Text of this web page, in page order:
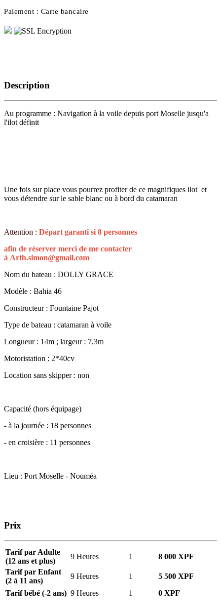
Paiement : Carte bancaire
Description
Au programme : Navigation à la voile depuis port Moselle jusqu'a
l'ilot définit
Une fois sur place vous pourrez profiter de ce magnifiques ilot et
vous détendre sur le sable blanc ou à bord du catamaran
Attention : Départ garanti si 8 personnes
afin de réserver merci de me contacter
à Arth.simon@gmail.com
Nom du bateau : DOLLY GRACE
Modèle : Bahia 46
Constructeur : Fountaine Pajot
Type de bateau : catamaran à voile
Longueur : 14m ; largeur : 7,3m
Motoristation : 2*40cv
Location sans skipper : non
Capacité (hors équipage)
- à la journée : 18 personnes
- en croisière : 11 personnes
Lieu : Port Moselle - Nouméa
Prix
Tarif par Adulte
(12 ans et plus)
9 Heures 1
8 000 XPF
Tarif par Enfant
(2 à 11 ans)
9 Heures 1
5 500 XPF
Tarif bébé (-2 ans) 9 Heures 1 0 XPF